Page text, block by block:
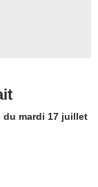
du mardi 17 juillet